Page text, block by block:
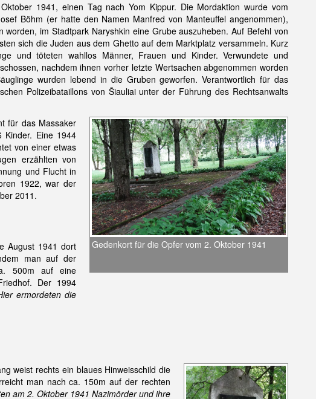
1941, einen Tag nach Yom Kippur. Die Mordaktion wurde vom
Böhm (er hatte den Namen Manfred von Manteuffel angenommen),
im Stadtpark Naryshkin eine Grube auszuheben. Auf Befehl von
sich die Juden aus dem Ghetto auf dem Marktplatz versammeln. Kurz
und töteten wahllos Männer, Frauen und Kinder. Verwundete und
nachdem ihnen vorher letzte Wertsachen abgenommen worden
wurden lebend in die Gruben geworfen. Verantwortlich für das
Polizeibataillons von Šiauliai unter der Führung des Rechtsanwalts
Gedenkort für die Opfer vom 2. Oktober 1941
für das Massaker
Eine 1944
von einer etwas
erzählten von
und Flucht in
1922, war der
2011.
August 1941 dort
man auf der
500m auf eine
Der 1994
ermordeten die
weist rechts ein blaues Hinweisschild die
man nach ca. 150m auf der rechten
am 2. Oktober 1941 Nazimörder und ihre